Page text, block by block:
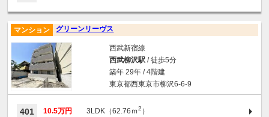
グリーンリーヴス
マンション
西武新宿線
西武柳沢駅/ 徒歩5分
築年 29年 / 4階建
東京都西東京市柳沢6-6-9
401 10.5万円 3LDK（62.76ｍ2 ）